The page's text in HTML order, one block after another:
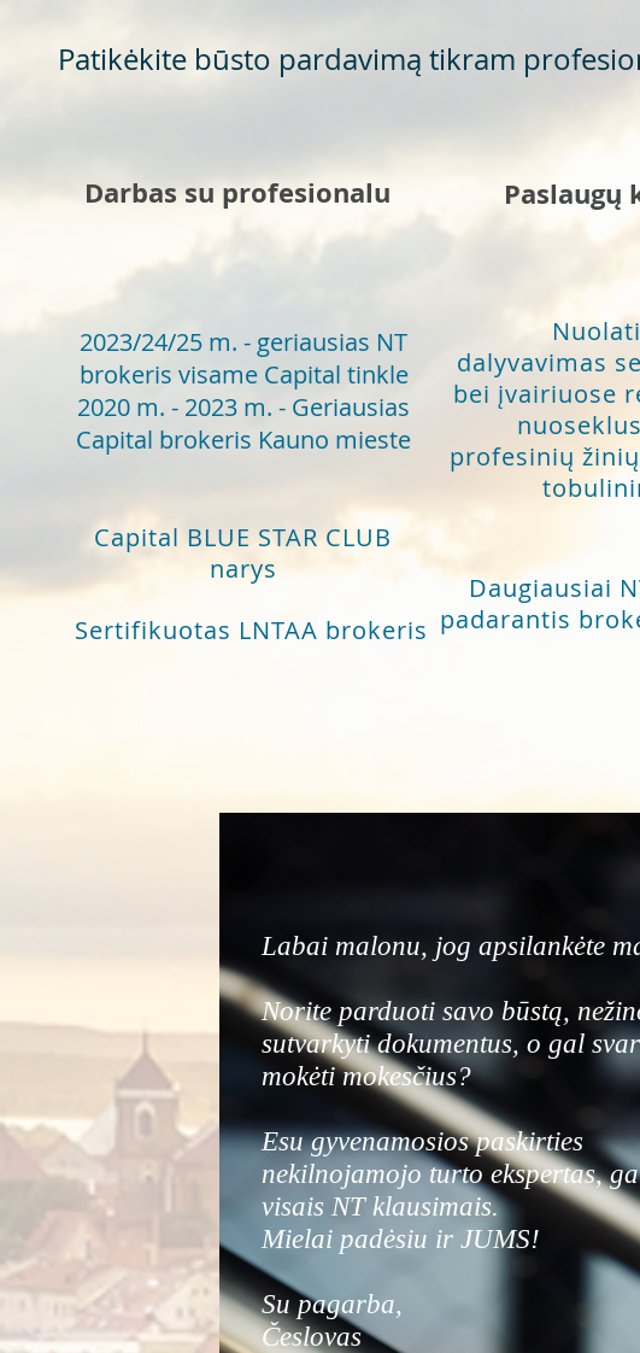
Patikėkite būsto pardavimą tikram
Darbas su profesionalu
2023/24/25 m. - geriausias NT
brokeris visame Capital tinkle
2020 m. - 2023 m. - Geriausias
Capital brokeris Kauno mieste
Capital BLUE STAR CLUB
narys
Sertifikuotas LNTAA brokeris
Paslaugų
dalyvavimas
bei įvairiuose
profesinių
Daugiausiai
padarantis
Labai malonu, jog apsilankėte
Norite parduoti savo būstą,
sutvarkyti dokumentus, o gal
mokėti mokesčius?
Esu gyvenamosios paskirties
nekilnojamojo turto ekspertas,
visais NT klausimais.
Mielai padėsiu ir JUMS!
Su pagarba,
Česlovas